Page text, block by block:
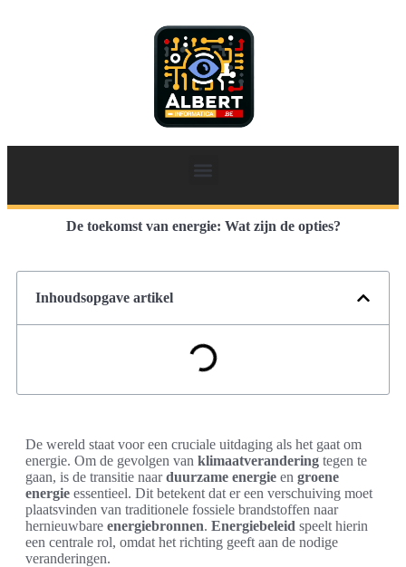
De toekomst van energie: Wat zijn de opties?
Inhoudsopgave artikel
De wereld staat voor een cruciale uitdaging als het gaat om
energie. Om de gevolgen van klimaatverandering tegen te
gaan, is de transitie naarduurzame energie en groene
energie essentieel. Dit betekent dat er een verschuiving moet
plaatsvinden van traditionele fossiele brandstoffen naar
hernieuwbare energiebronnen. Energiebeleid speelt hierin
een centrale rol, omdat het richting geeft aan de nodige
veranderingen.